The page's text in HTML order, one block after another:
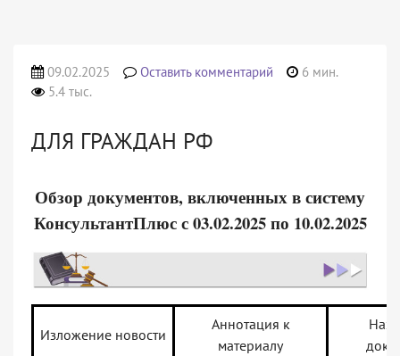
09.02.2025 Оставить комментарий
6 мин.
5.4 тыс.
ДЛЯ ГРАЖДАН РФ
Обзор документов, включенных в систему
КонсультантПлюс с 03.02.2025 по 10.02.2025
Изложение новости
Аннотация к
материалу